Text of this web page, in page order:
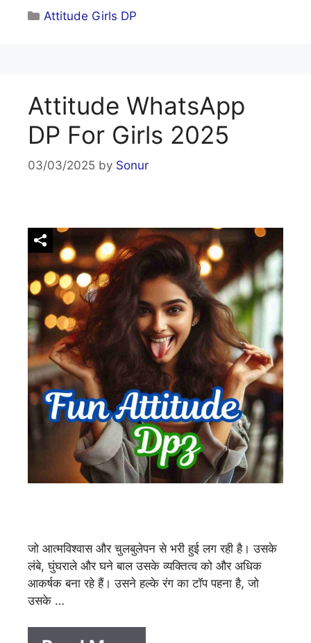
Categories
Attitude Girls DP
Attitude WhatsApp
DP For Girls 2025
03/03/2025 by Sonur
जो आत्मविश्वास और चुलबुलेपन से भरी हुई लग रही है। उसके
लंबे, घुंघराले और घने बाल उसके व्यक्तित्व को और अधिक
आकर्षक बना रहे हैं। उसने हल्के रंग का टॉप पहना है, जो
उसके …